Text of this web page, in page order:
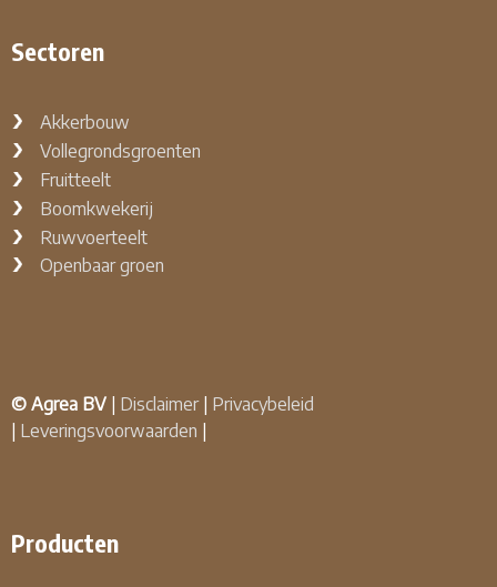
Sectoren
Akkerbouw
Vollegrondsgroenten
Fruitteelt
Boomkwekerij
Ruwvoerteelt
Openbaar groen
© Agrea BV Disclaimer| Privacybeleid
Leveringsvoorwaarden
Producten